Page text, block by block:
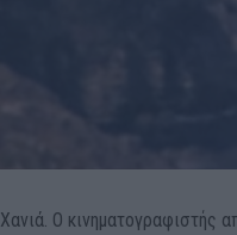
Ο κινηματογραφιστής